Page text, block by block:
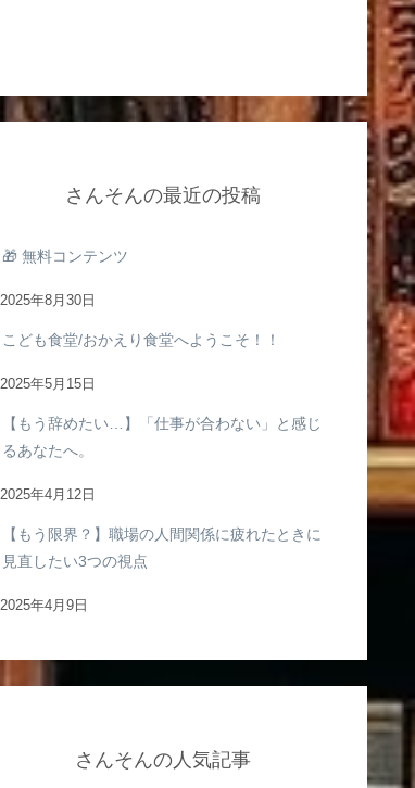
さんそんの最近の投稿
🎁 無料コンテンツ
2025年8月30日
こども食堂/おかえり食堂へようこそ！！
2025年5月15日
【もう辞めたい…】「仕事が合わない」と感じ
るあなたへ。
2025年4月12日
【もう限界？】職場の人間関係に疲れたときに
見直したい3つの視点
2025年4月9日
さんそんの人気記事